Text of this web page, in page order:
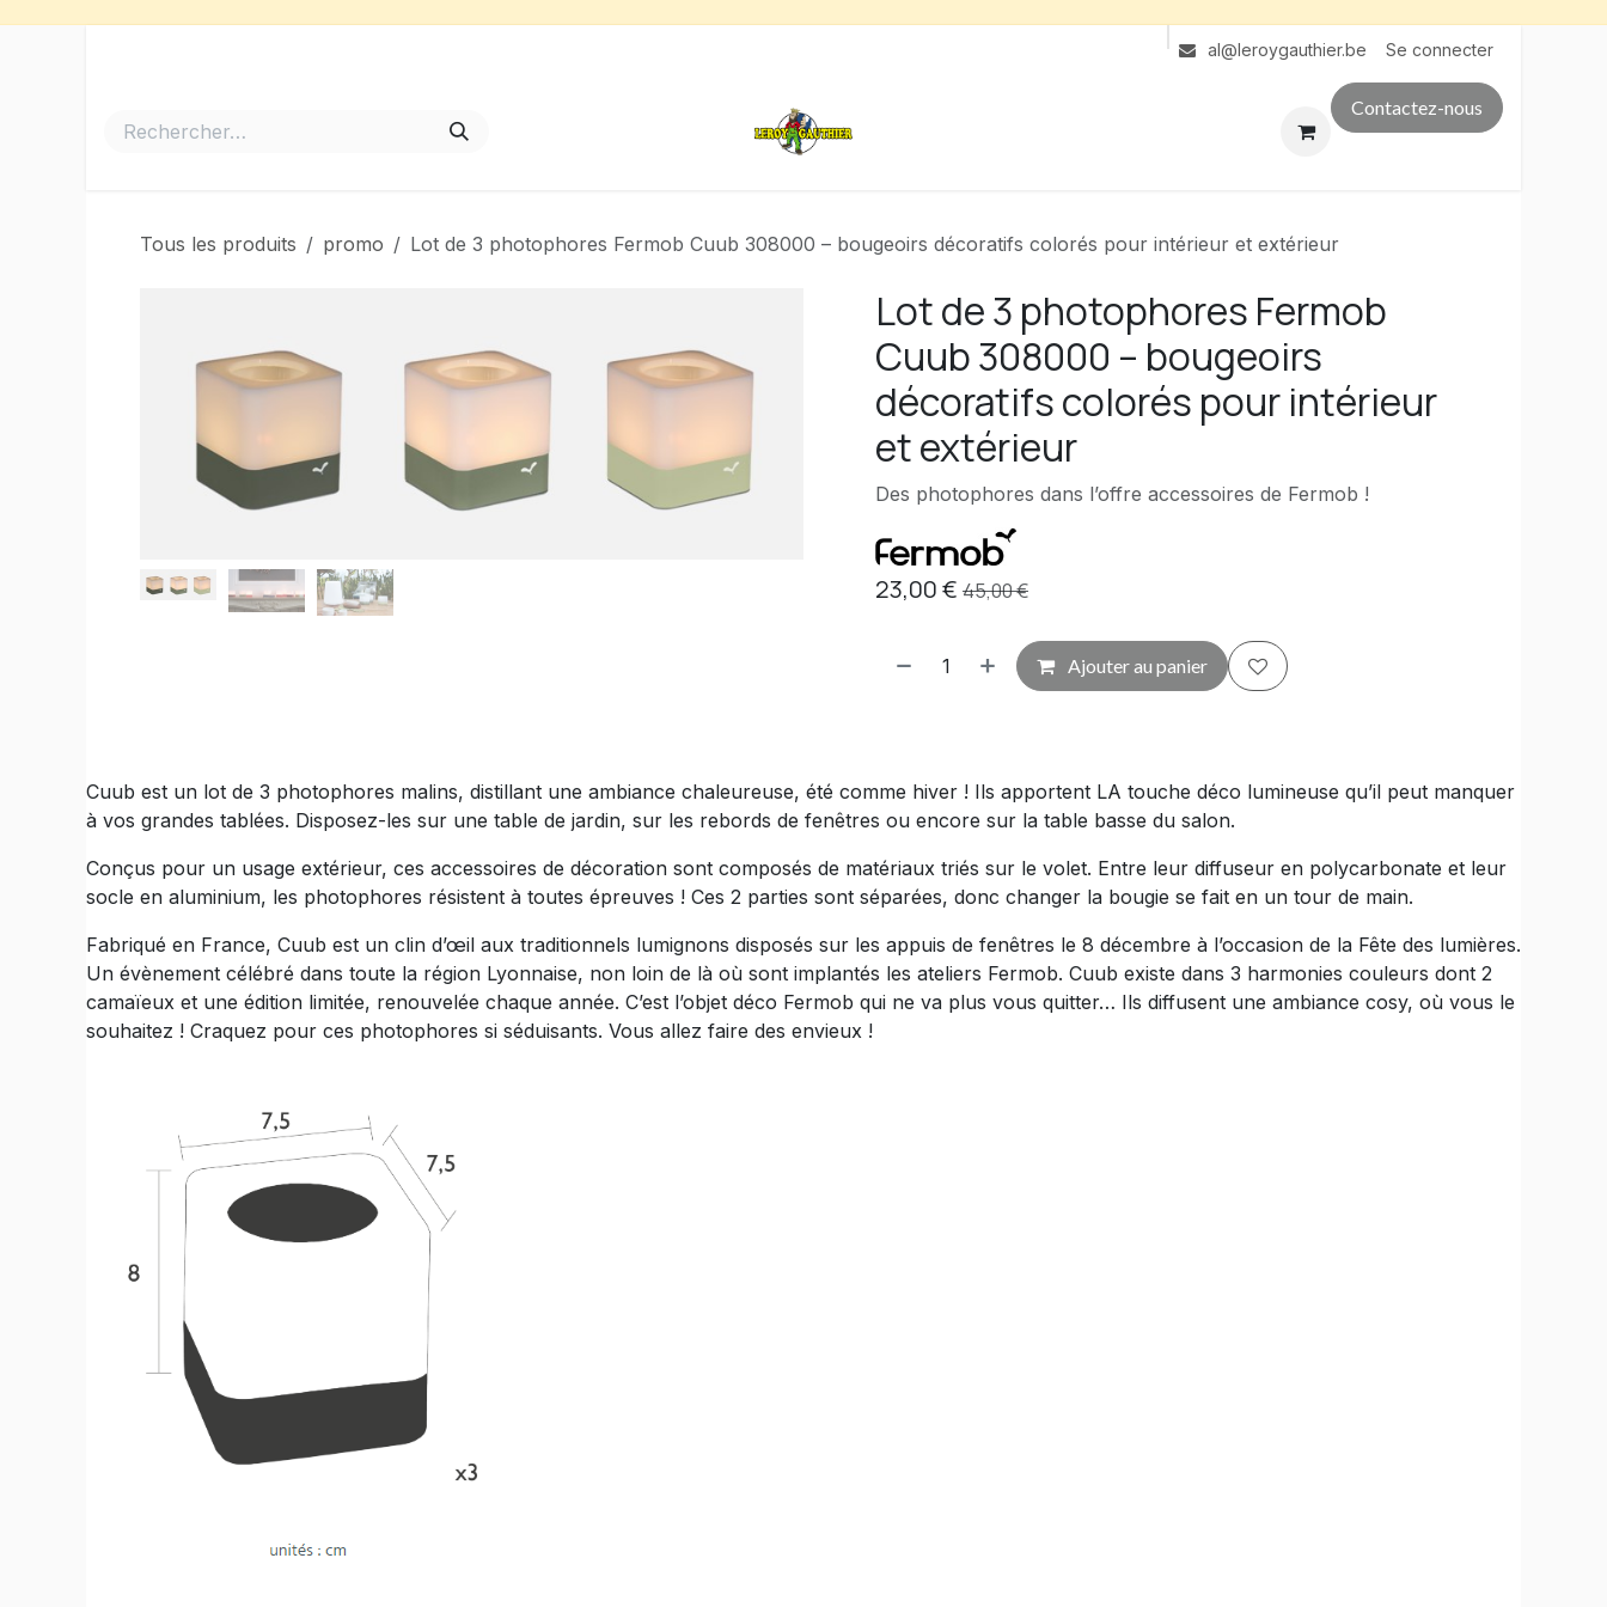
al@leroygauthier.be Se connecter
Contactez-nous
Tous les produits promo Lot de 3 photophores Fermob Cuub 308000 – bougeoirs décoratifs colorés pour intérieur et extérieur
Lot de 3 photophores Fermob
Cuub 308000 – bougeoirs
décoratifs colorés pour intérieur
et extérieur
Des photophores dans l’offre accessoires de Fermob !
23,00€ 45,00€
Ajouter au panier
Cuub est un lot de 3 photophores malins, distillant une ambiance chaleureuse, été comme hiver ! Ils apportent LA touche déco lumineuse qu’il peut manquer
à vos grandes tablées. Disposez-les sur une table de jardin, sur les rebords de fenêtres ou encore sur la table basse du salon.
Conçus pour un usage extérieur, ces accessoires de décoration sont composés de matériaux triés sur le volet. Entre leur diffuseur en polycarbonate et leur
socle en aluminium, les photophores résistent à toutes épreuves ! Ces 2 parties sont séparées, donc changer la bougie se fait en un tour de main.
Fabriqué en France, Cuub est un clin d’œil aux traditionnels lumignons disposés sur les appuis de fenêtres le 8 décembre à l’occasion de la Fête des lumières.
Un évènement célébré dans toute la région Lyonnaise, non loin de là où sont implantés les ateliers Fermob. Cuub existe dans 3 harmonies couleurs dont 2
camaïeux et une édition limitée, renouvelée chaque année. C’est l’objet déco Fermob qui ne va plus vous quitter… Ils diffusent une ambiance cosy, où vous le
souhaitez ! Craquez pour ces photophores si séduisants. Vous allez faire des envieux !